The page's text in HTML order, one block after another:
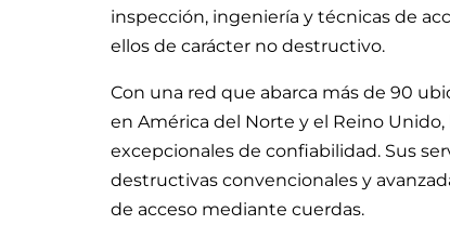
inspección, ingeniería y técnicas de
ellos de carácter no destructivo.
Con una red que abarca más de 90
en América del Norte y el Reino
excepcionales de confiabilidad. Sus
destructivas convencionales y
de acceso mediante cuerdas.